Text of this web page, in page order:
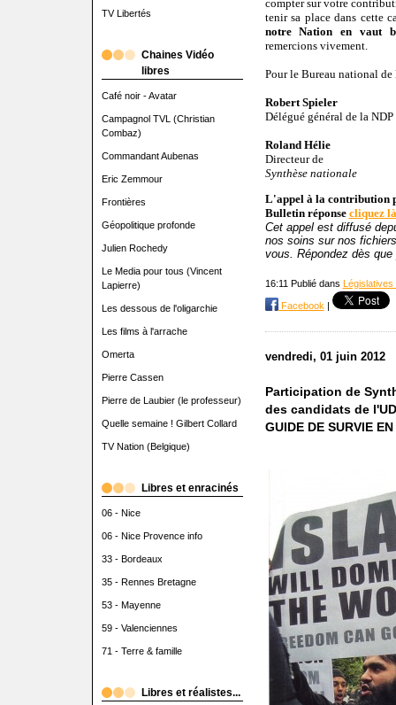
TV Libertés
Chaines Vidéo
libres
Café noir - Avatar
Campagnol TVL (Christian
Combaz)
Commandant Aubenas
Eric Zemmour
Frontières
Géopolitique profonde
Julien Rochedy
Le Media pour tous (Vincent
Lapierre)
Les dessous de l'oligarchie
Les films à l'arrache
Omerta
Pierre Cassen
Pierre de Laubier (le professeur)
Quelle semaine ! Gilbert Collard
TV Nation (Belgique)
Libres et enracinés
06 - Nice
06 - Nice Provence info
33 - Bordeaux
35 - Rennes Bretagne
53 - Mayenne
59 - Valenciennes
71 - Terre & famille
Libres et réalistes...
compter sur votre
tenir sa place dans cette
notre Nation en vaut
remercions vivement.
Pour le Bureau national
Robert Spieler
Délégué général de la NDP
Roland Hélie
Directeur de
Synthèse nationale
L'appel à la contribution
Bulletin réponse cliquez là
Cet appel est diffusé
nos soins sur nos
vous. Répondez dès que
16:11 Publié dans Législatives
Facebook |
vendredi, 01 juin 2012
Participation de
des candidats de
GUIDE DE SURVIE